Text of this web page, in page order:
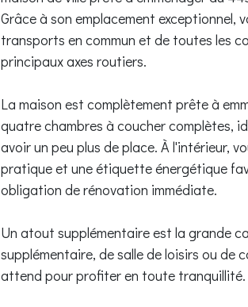
Grâce à son emplacement exceptionnel,
transports en commun et de toutes les
principaux axes routiers.
La maison est complètement prête à
quatre chambres à coucher complètes,
avoir un peu plus de place. À l'intérieur,
pratique et une étiquette énergétique
obligation de rénovation immédiate.
Un atout supplémentaire est la grande
supplémentaire, de salle de loisirs ou de
attend pour profiter en toute tranquillité.